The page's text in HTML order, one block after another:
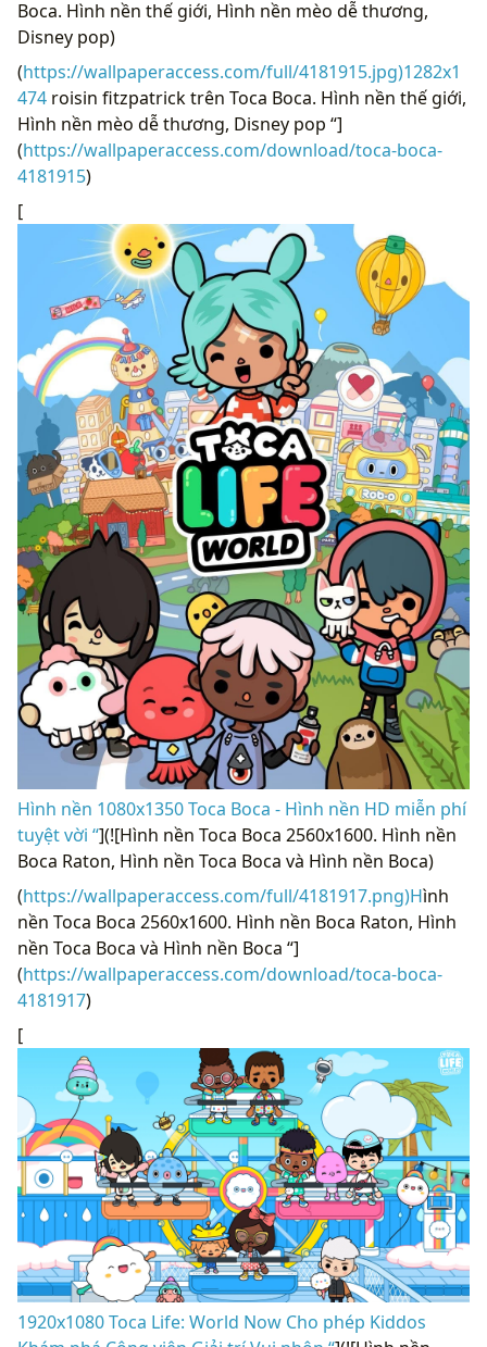
Boca. Hình nền thế giới, Hình nền mèo dễ thương,
Disney pop)
(https://wallpaperaccess.com/full/4181915.jpg)1282x1
474 roisin fitzpatrick trên Toca Boca. Hình nền thế giới,
Hình nền mèo dễ thương, Disney pop “]
(https://wallpaperaccess.com/download/toca-boca-
4181915)
[
Hình nền 1080x1350 Toca Boca - Hình nền HD miễn phí
tuyệt vời “](![Hình nền Toca Boca 2560x1600. Hình nền
Boca Raton, Hình nền Toca Boca và Hình nền Boca)
(https://wallpaperaccess.com/full/4181917.png)Hình
nền Toca Boca 2560x1600. Hình nền Boca Raton, Hình
nền Toca Boca và Hình nền Boca “]
(https://wallpaperaccess.com/download/toca-boca-
4181917)
[
1920x1080 Toca Life: World Now Cho phép Kiddos